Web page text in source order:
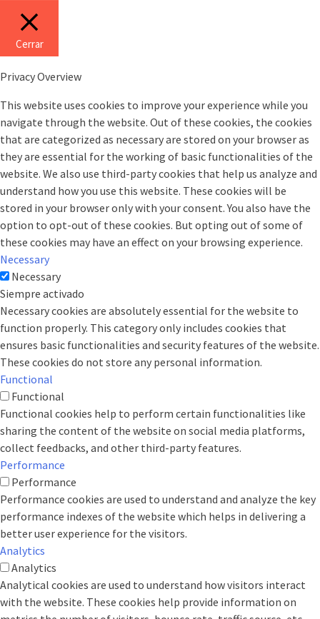
Cerrar
Privacy Overview
This website uses cookies to improve your experience while you
navigate through the website. Out of these cookies, the cookies
that are categorized as necessary are stored on your browser as
they are essential for the working of basic functionalities of the
website. We also use third-party cookies that help us analyze and
understand how you use this website. These cookies will be
stored in your browser only with your consent. You also have the
option to opt-out of these cookies. But opting out of some of
these cookies may have an effect on your browsing experience.
Necessary
Necessary
Siempre activado
Necessary cookies are absolutely essential for the website to
function properly. This category only includes cookies that
ensures basic functionalities and security features of the website.
These cookies do not store any personal information.
Functional
Functional
Functional cookies help to perform certain functionalities like
sharing the content of the website on social media platforms,
collect feedbacks, and other third-party features.
Performance
Performance
Performance cookies are used to understand and analyze the key
performance indexes of the website which helps in delivering a
better user experience for the visitors.
Analytics
Analytics
Analytical cookies are used to understand how visitors interact
with the website. These cookies help provide information on